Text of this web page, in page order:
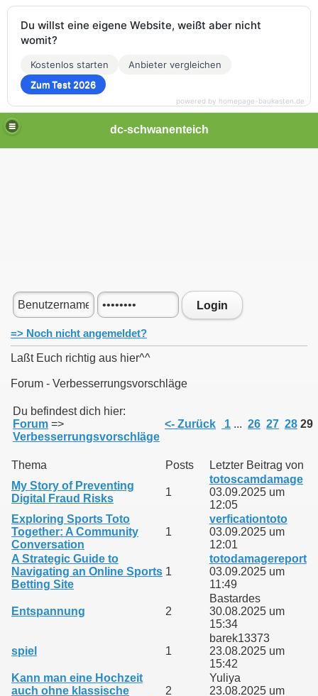
dc-schwanenteich
Login
=> Noch nicht angemeldet?
Laßt Euch richtig aus hier^^
Forum - Verbesserrungsvorschläge
Du befindest dich hier:
Forum =>
Verbesserrungsvorschläge
<- Zurück 1 ... 26 27 28 29
Thema Posts
Letzter Beitrag von
My Story of Preventing
Digital Fraud Risks
1
totoscamdamage
03.09.2025 um
12:05
Exploring Sports Toto
Together: A Community
Conversation
1
verficationtoto
03.09.2025 um
12:01
A Strategic Guide to
Navigating an Online Sports
Betting Site
1
totodamagereport
03.09.2025 um
11:49
Entspannung 2
Bastardes
30.08.2025 um
15:34
spiel 1
barek13373
23.08.2025 um
15:42
Kann man eine Hochzeit
auch ohne klassische
2
Yuliya
23.08.2025 um
Du willst eine eigene Website, weißt aber nicht
womit?
Kostenlos starten
Anbieter vergleichen
Zum Test 2026
powered by homepage-baukasten.de